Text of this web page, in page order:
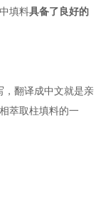
填料具备了良好的
，翻译成中文就是亲
萃取柱填料的一